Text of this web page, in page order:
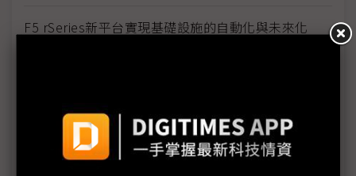
F5 rSeries新平台實現基礎設施的自動化與未來化
SEMICON Taiwan首度推出全球汽車晶片高峰論壇
攜手經濟部鏈結台灣及全球車用半導體與汽車產業生